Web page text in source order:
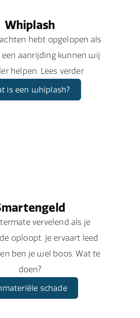
Whiplash
hebt opgelopen als
een aanrijding kunnen wij
helpen. Lees verder
is een whiplash?
vervelend als je
oploopt. Je ervaart leed
ben je wel boos. Wat te
doen?
schade